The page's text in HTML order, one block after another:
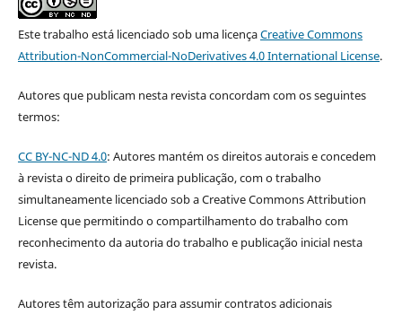
Este trabalho está licenciado sob uma licençaCreative Commons
Attribution-NonCommercial-NoDerivatives 4.0 International License.
Autores que publicam nesta revista concordam com os seguintes
termos:
CC BY-NC-ND 4.0: Autores mantém os direitos autorais e concedem
à revista o direito de primeira publicação, com o trabalho
simultaneamente licenciado sob a Creative Commons Attribution
License que permitindo o compartilhamento do trabalho com
reconhecimento da autoria do trabalho e publicação inicial nesta
revista.
Autores têm autorização para assumir contratos adicionais